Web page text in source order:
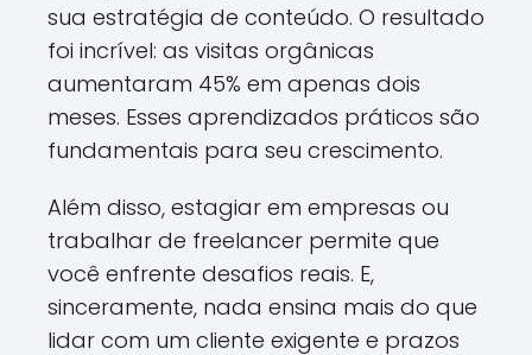
sua estratégia de conteúdo. O resultado
foi incrível: as visitas orgânicas
aumentaram 45% em apenas dois
meses. Esses aprendizados práticos são
fundamentais para seu crescimento.
Além disso, estagiar em empresas ou
trabalhar de freelancer permite que
você enfrente desafios reais. E,
sinceramente, nada ensina mais do que
lidar com um cliente exigente e prazos